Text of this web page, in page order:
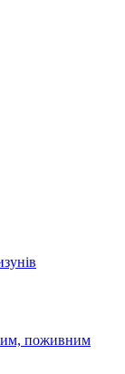
поживним